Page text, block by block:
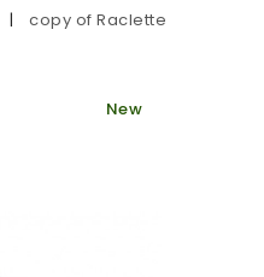
copy of Raclette
New